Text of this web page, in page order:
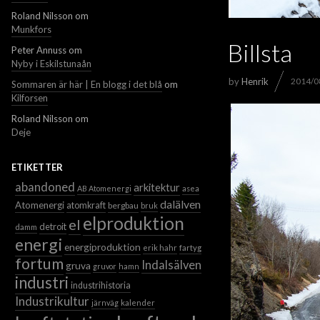
Billsta
byHenrik 2014/
Roland Nilsson om
Munkfors
Peter Annussom
Nyby i Eskilstunaån
Sommaren är här | En blogg i det blå om
Kilforsen
Roland Nilsson om
Deje
ETIKETTER
abandoned AB Atomenergi arkitektur asea
Atomenergi atomkraft bergbau bruk dalälven
damm detroit el elproduktion
energi energiproduktion erik hahr fartyg
fortum gruva gruvor hamn Indalsälven
industri industrihistoria
Industrikultur järnväg kalender